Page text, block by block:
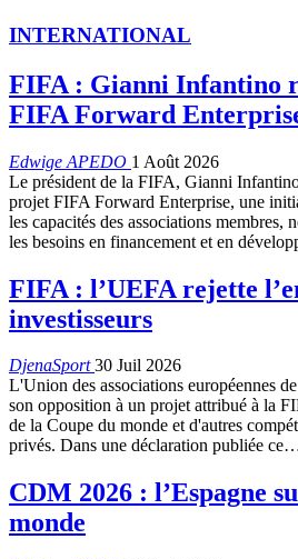
INTERNATIONAL
FIFA : Gianni Infantino
FIFA Forward
Edwige APEDO 1 Août 2026
Le président de la FIFA, Gianni
projet FIFA Forward Enterprise, une
les capacités des associations membres,
les besoins en financement et en
FIFA : l’UEFA rejette
investisseurs
DjenaSport30 Juil 2026
L'Union des associations européennes
son opposition à un projet attribué à la
de la Coupe du monde et d'autres
privés. Dans une déclaration publiée
CDM 2026 : l’Espagne
monde